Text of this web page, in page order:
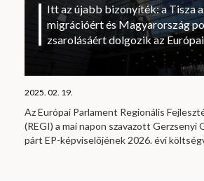
Itt az újabb bizonyíték: a Tisza
migrációért és Magyarország
zsarolásáért dolgozik az
2025. 02. 19.
Az Európai Parlament Regionális
(REGI) a mai napon szavazott Gerzsenyi
párt EP-képviselőjének 2026. évi